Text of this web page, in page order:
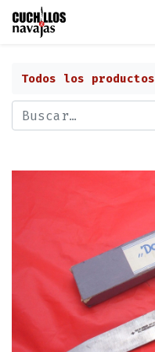
Todos los productos